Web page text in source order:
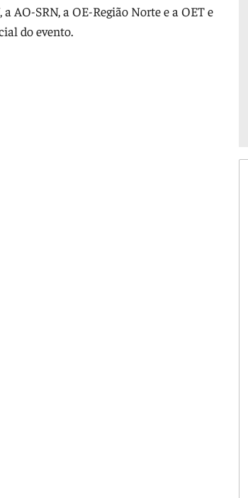
SRN, a OE-Região Norte e a OET e
do evento.